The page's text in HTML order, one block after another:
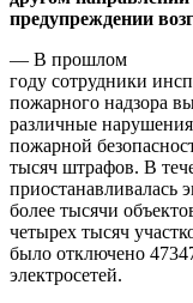
предупреждении
— В прошлом
году сотрудники
пожарного надзора
различные
пожарной
тысяч штрафов. В
приостанавливалась
более тысячи
четырех тысяч
было отключено
электросетей.